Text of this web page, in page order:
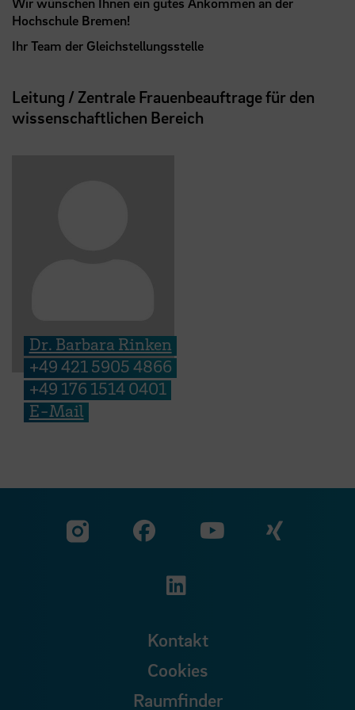
Hochschule Bremen!
Ihr Team der Gleichstellungsstelle
Leitung / Zentrale Frauenbeauftrage für den
wissenschaftlichen Bereich
Dr. Barbara Rinken
+49 421 5905 4866
+49 176 1514 0401
E-Mail
Zu unserer Facebook
Zu
Zu unserer
Kontakt
Cookies
Raumfinder